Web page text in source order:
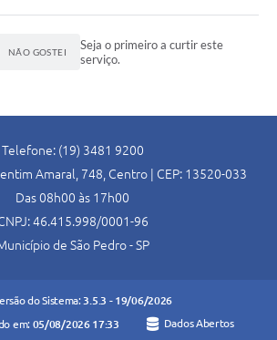
NÃO GOSTEI
Seja o primeiro a curtir este
serviço.
Telefone: (19) 3481 9200
Amaral, 748, Centro | CEP: 13520-033
Das 08h00 às 17h00
46.415.998/0001-96
de São Pedro - SP
do Sistema: 3.5.3 - 19/06/2026
em: 05/08/2026 17:33 Dados Abertos